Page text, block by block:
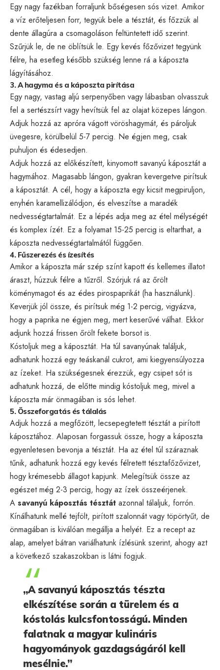
Egy nagy fazékban forraljunk bőségesen sós vizet. Amikor
a víz erőteljesen forr, tegyük bele a tésztát, és főzzük al
dente állagúra a csomagoláson feltüntetett idő szerint.
Szűrjük le, de ne öblítsük le. Egy kevés főzővizet tegyünk
félre, ha esetleg később szükség lenne rá a káposzta
lágyításához.
3. A hagyma és a káposzta pirítása
Egy nagy, vastag aljú serpenyőben vagy lábasban olvasszuk
fel a sertészsírt vagy hevítsük fel az olajat közepes lángon.
Adjuk hozzá az apróra vágott vöröshagymát, és pároljuk
üvegesre, körülbelül 5-7 percig. Ne égjen meg, csak
puhuljon és édesedjen.
Adjuk hozzá az előkészített, kinyomott savanyú káposztát a
hagymához. Magasabb lángon, gyakran kevergetve pirítsuk
a káposztát. A cél, hogy a káposzta egy kicsit megpiruljon,
enyhén karamellizálódjon, és elveszítse a maradék
nedvességtartalmát. Ez a lépés adja meg az étel mélységét
és komplex ízét. Ez a folyamat 15-25 percig is eltarthat, a
káposzta nedvességtartalmától függően.
4. Fűszerezés és ízesítés
Amikor a káposzta már szép színt kapott és kellemes illatot
áraszt, húzzuk félre a tűzről. Szórjuk rá az őrölt
köménymagot és az édes pirospaprikát (ha használunk).
Keverjük jól össze, és pirítsuk még 1-2 percig, vigyázva,
hogy a paprika ne égjen meg, mert keserűvé válhat. Ekkor
adjunk hozzá frissen őrölt fekete borsot is.
Kóstoljuk meg a káposztát. Ha túl savanyúnak találjuk,
adhatunk hozzá egy teáskanál cukrot, ami kiegyensúlyozza
az ízeket. Ha szükségesnek érezzük, egy csipet sót is
adhatunk hozzá, de előtte mindig kóstoljuk meg, mivel a
káposzta már önmagában is sós lehet.
5. Összeforgatás és tálalás
Adjuk hozzá a megfőzött, lecsepegtetett tésztát a pirított
káposztához. Alaposan forgassuk össze, hogy a káposzta
egyenletesen bevonja a tésztát. Ha az étel túl száraznak
tűnik, adhatunk hozzá egy kevés félretett tésztafőzővizet,
hogy krémesebb állagot kapjunk. Melegítsük össze az
egészet még 2-3 percig, hogy az ízek összeérjenek.
A savanyú káposztás tésztát azonnal tálaljuk, forrón.
Kínálhatunk mellé tejfölt, pirított szalonnát vagy töpörtyűt, de
önmagában is kiválóan megállja a helyét. Ez a recept az
alap, amelyet bátran variálhatunk ízlésünk szerint, ahogy azt
a következő szakaszokban is látni fogjuk.
„A savanyú káposztás tészta
elkészítése során a türelem és a
kóstolás kulcsfontosságú. Minden
falatnak a magyar kulináris
hagyományok gazdagságáról kell
mesélnie.”